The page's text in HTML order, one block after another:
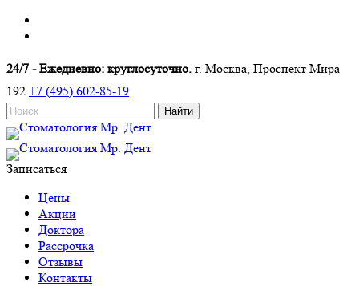
24/7 - Ежедневно: круглосуточно. г. Москва, Проспект Мира
192 +7 (495) 602-85-19
Записаться
Цены
Акции
Доктора
Рассрочка
Отзывы
Контакты